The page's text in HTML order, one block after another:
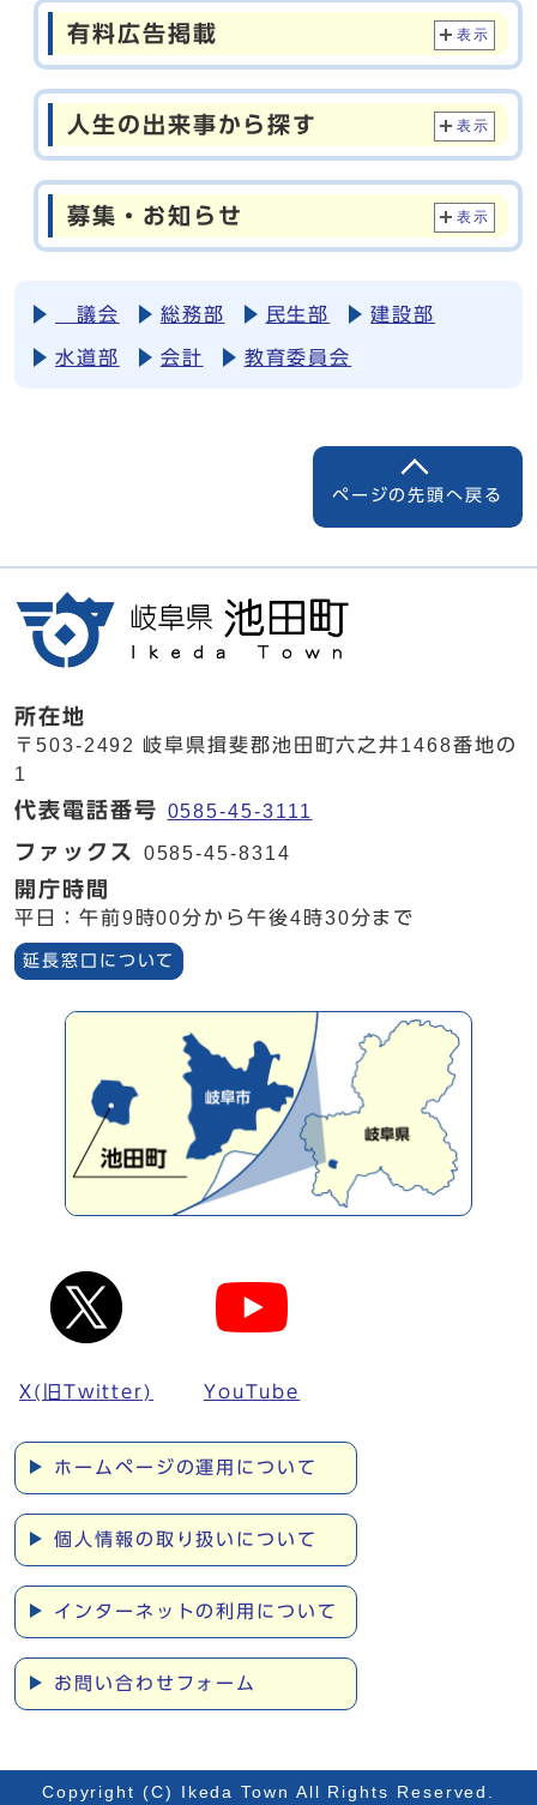
有料広告掲載 表示
人生の出来事から探す 表示
募集・お知らせ 表示
議会 総務部 民生部 建設部
水道部 会計 教育委員会
ページの先頭へ戻る
所在地
〒503-2492 岐阜県揖斐郡池田町六之井1468番地の
1
代表電話番号 0585-45-3111
ファックス 0585-45-8314
開庁時間
平日：午前9時00分から午後4時30分まで
延長窓口について
X(旧Twitter) YouTube
ホームページの運用について
個人情報の取り扱いについて
インターネットの利用について
お問い合わせフォーム
Copyright (C) Ikeda Town All Rights Reserved.